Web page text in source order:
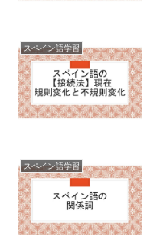
スペイン語学習
スペイン語学習